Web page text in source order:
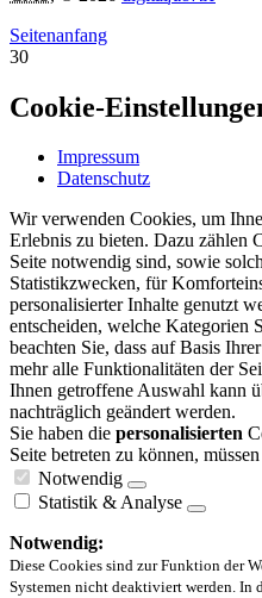
Seitenanfang
30
Cookie-
Impressum
Datenschutz
Wir verwenden Cookies, um
Erlebnis zu bieten. Dazu zählen
Seite notwendig sind, sowie
Statistikzwecken, für
personalisierter Inhalte genutzt
entscheiden, welche Kategorien
beachten Sie, dass auf Basis
mehr alle Funktionalitäten der
Ihnen getroffene Auswahl kann
nachträglich geändert werden.
Sie haben die personalisierten
Seite betreten zu können,
Notwendig
Statistik & Analyse
Notwendig:
Diese Cookies sind zur Funktion der
Systemen nicht deaktiviert werden. In